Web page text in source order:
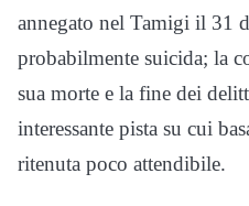
annegato nel Tamigi il 31
probabilmente suicida; la
sua morte e la fine dei
interessante pista su cui
ritenuta poco attendibile.